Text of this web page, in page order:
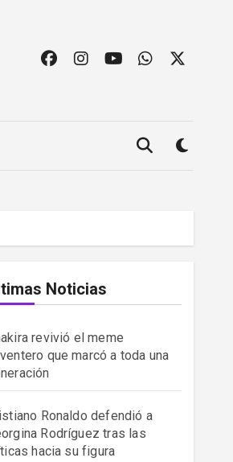
Noticias
revivió el meme
que marcó a toda una
Ronaldo defendió a
Rodríguez tras las
hacia su figura